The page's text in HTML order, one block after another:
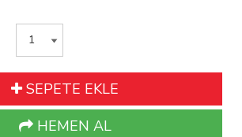
SEPETE EKLE
HEMEN AL